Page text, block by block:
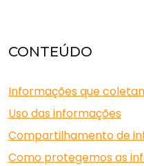
CONTEÚDO
Informações que
Uso das informações
Compartilhamento de
Como protegemos as